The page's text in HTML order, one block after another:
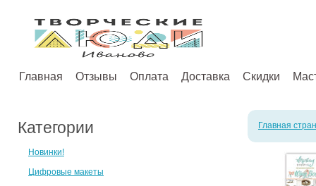
Главная Отзывы Оплата Доставка Скидки
Категории
Новинки!
Цифровые макеты
Главная